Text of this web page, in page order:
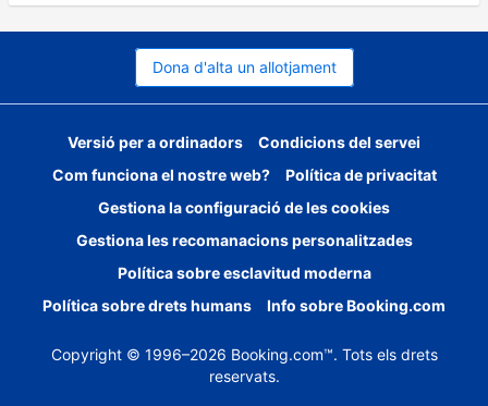
Dona d'alta un allotjament
Versió per a ordinadors
Condicions del servei
Com funciona el nostre web?
Política de privacitat
Gestiona la configuració de les cookies
Gestiona les recomanacions personalitzades
Política sobre esclavitud moderna
Política sobre drets humans
Info sobre Booking.com
Copyright © 1996–2026 Booking.com™. Tots els drets
reservats.